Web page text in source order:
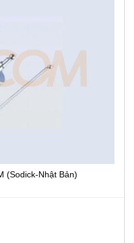
(Sodick-Nhật Bản)